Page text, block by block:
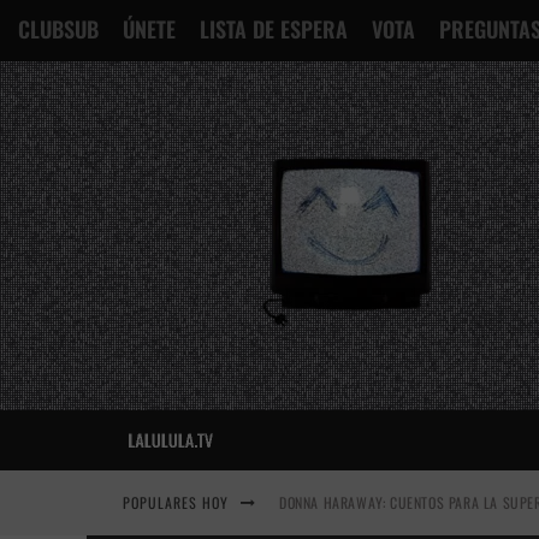
CLUBSUB ÚNETE LISTA DE ESPERA VOTA
POPULARES HOY DONNA HARAWAY: CUENTOS PARA LA